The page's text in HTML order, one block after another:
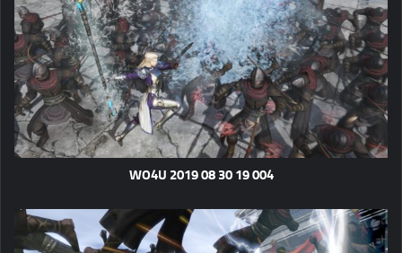
WO4U 2019 08 30 19 004